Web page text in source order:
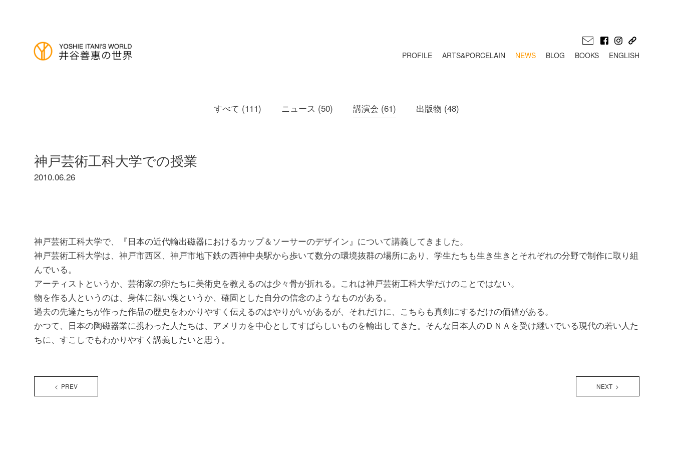
PROFILE ARTS&PORCELAIN NEWS BLOG BOOKS ENGLISH
すべて (111) ニュース (50) 講演会 (61) 出版物 (48)
神戸芸術工科大学での授業
2010.06.26
神戸芸術工科大学で、『日本の近代輸出磁器におけるカップ＆ソーサーのデザイン』について講義してきました。
神戸芸術工科大学は、神戸市西区、神戸市地下鉄の西神中央駅から歩いて数分の環境抜群の場所にあり、学生たちも生き生きとそれぞれの分野で制作に取り組
んでいる。
アーティストというか、芸術家の卵たちに美術史を教えるのは少々骨が折れる。これは神戸芸術工科大学だけのことではない。
物を作る人というのは、身体に熱い塊というか、確固とした自分の信念のようなものがある。
過去の先達たちが作った作品の歴史をわかりやすく伝えるのはやりがいがあるが、それだけに、こちらも真剣にするだけの価値がある。
かつて、日本の陶磁器業に携わった人たちは、アメリカを中心としてすばらしいものを輸出してきた。そんな日本人のＤＮＡを受け継いでいる現代の若い人た
ちに、すこしでもわかりやすく講義したいと思う。
< PREV NEXT >